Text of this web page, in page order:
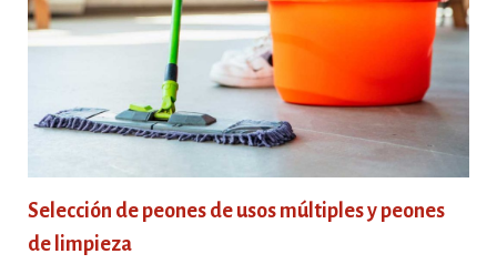
Selección de peones de usos múltiples y peones
de limpieza